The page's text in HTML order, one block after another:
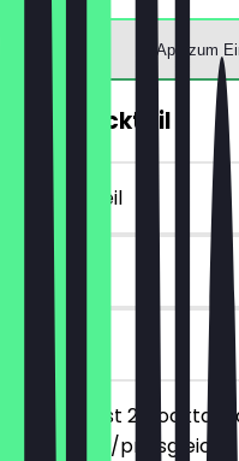
App zum
2für1 Cocktail
~7 € Vorteil
90 Tage
vor Ort
Du bestellst 2
günstigere/